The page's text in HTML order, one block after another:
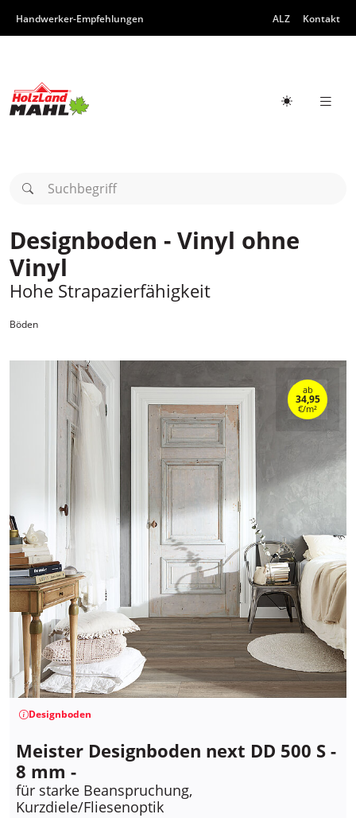
Handwerker-Empfehlungen ALZ Kontakt
Hellmodus
Designboden - Vinyl ohne
Vinyl
Hohe Strapazierfähigkeit
Böden
ab
34,95
€/m²
Designboden
Meister Designboden next DD 500 S -
8 mm -
für starke Beanspruchung,
Kurzdiele/Fliesenoptik